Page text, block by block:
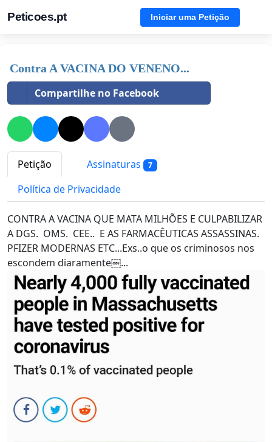
Peticoes.pt Iniciar uma Petição
Contra A VACINA DO VENENO...
Compartilhe no Facebook
Petição Assinaturas 7
Política de Privacidade
CONTRA A VACINA QUE MATA MILHÕES E CULPABILIZAR
A DGS. OMS. CEE.. E AS FARMACÊUTICAS ASSASSINAS.
PFIZER MODERNAS ETC...Exs..o que os criminosos nos
escondem diaramente￼...